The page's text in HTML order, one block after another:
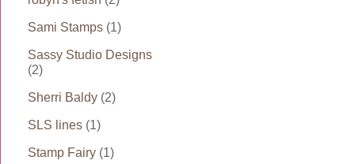
Sami Stamps (1)
Sassy Studio Designs
(2)
Sherri Baldy (2)
SLS lines (1)
Stamp Fairy (1)